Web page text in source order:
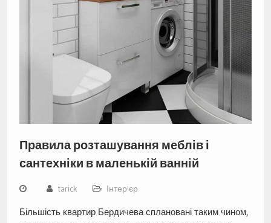
Правила розташування меблів і
сантехніки в маленькій ванній
tarick Інтер'єр
Більшість квартир Бердичева сплановані таким чином,